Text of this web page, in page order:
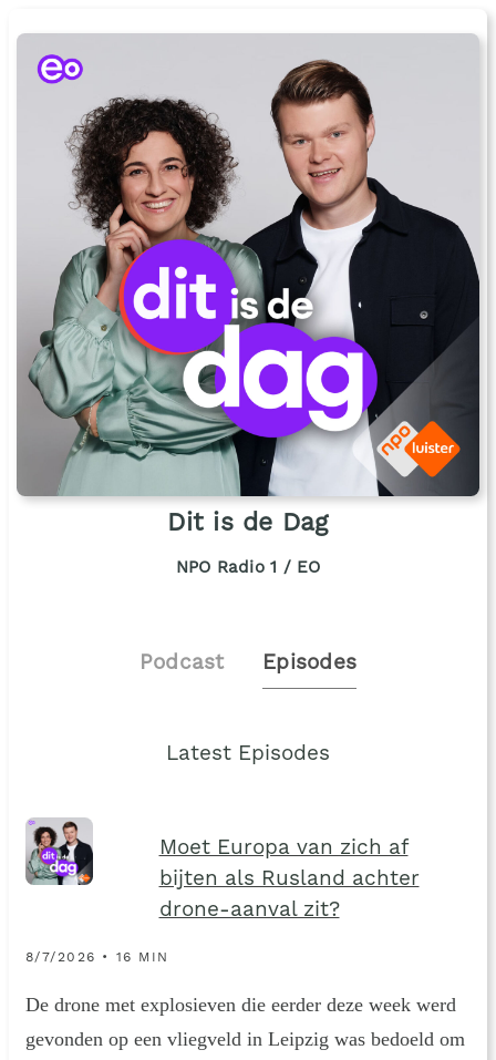
Dit is de Dag
NPO Radio 1 / EO
Podcast Episodes
Latest Episodes
Moet Europa van zich af
bijten als Rusland achter
drone-aanval zit?
8/7/2026 • 16 MIN
De drone met explosieven die eerder deze week werd
gevonden op een vliegveld in Leipzig was bedoeld om